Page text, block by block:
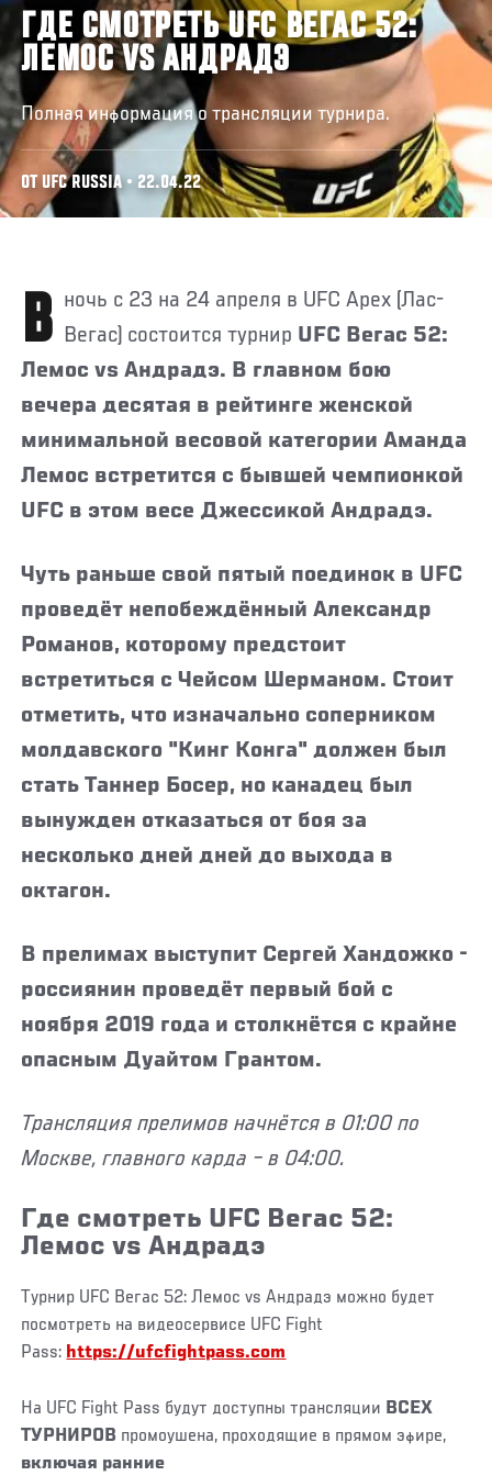
ГДЕ СМОТРЕТЬ UFC ВЕГАС 52:
ЛЕМОС VS АНДРАДЭ
Полная информация о трансляции турнира.
ОТ UFC RUSSIA • 22.04.22
В ночь с 23 на 24 апреля в UFC Apex (Лас- Вегас) состоится турнир UFC Вегас 52:
Лемос vs Андрадэ. В главном бою
вечера десятая в рейтинге женской
минимальной весовой категории Аманда
Лемос встретится с бывшей чемпионкой
UFC в этом весе Джессикой Андрадэ.
Чуть раньше свой пятый поединок в UFC
проведёт непобеждённый Александр
Романов, которому предстоит
встретиться с Чейсом Шерманом. Стоит
отметить, что изначально соперником
молдавского "Кинг Конга" должен был
стать Таннер Босер, но канадец был
вынужден отказаться от боя за
несколько дней дней до выхода в
октагон.
В прелимах выступит Сергей Хандожко -
россиянин проведёт первый бой с
ноября 2019 года и столкнётся с крайне
опасным Дуайтом Грантом.
Трансляция прелимов начнётся в 01:00 по
Москве, главного карда – в 04:00.
Где смотреть UFC Вегас 52:
Лемос vs Андрадэ
Турнир UFC Вегас 52: Лемос vs Андрадэ можно будет
посмотреть на видеосервисе UFC Fight
Pass: https://ufcfightpass.com
На UFC Fight Pass будут доступны трансляции ВСЕХ
ТУРНИРОВ промоушена, проходящие в прямом эфире,
включая ранние